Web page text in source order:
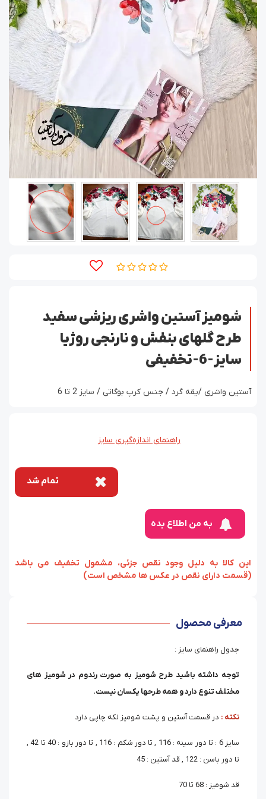
شومیز آستین واشری ریزشی سفید
طرح گلهای بنفش و نارنجی روژیا
سایز-6-تخفیفی
آستین واشری /یقه گرد / جنس کرپ بوگاتی / سایز 2 تا 6
راهنمای اندازه‌گیری سایز
تمام شد
به من اطلاع بده
‏‫این کالا به دلیل وجود نقص جزئی، مشمول تخفیف می باشد
(قسمت دارای نقص در عکس ها مشخص است)
معرفی محصول
جدول راهنمای سایز :
توجه داشته باشید طرح شومیز به صورت رندوم در شومیز های
مختلف تنوع دارد و همه طرحها یکسان نیست.
نکته : در قسمت آستین و پشت شومیز لکه چاپی دارد
سایز 6 : تا دور سینه : 116 , تا دور شکم : 116 , تا دور بازو : 40 تا 42 ,
تا دور باسن : 122 , قد آستین : 45
قد شومیز : 68 تا 70